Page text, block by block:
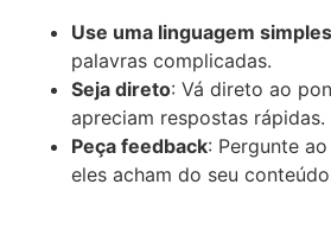
Use uma linguagem simples
palavras complicadas.
Seja direto: Vá direto ao
apreciam respostas rápidas.
Peça feedback: Pergunte
eles acham do seu